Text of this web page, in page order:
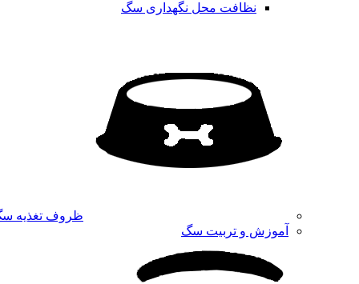
نظافت محل نگهداری سگ
ظروف تغذیه
آموزش و تربیت سگ